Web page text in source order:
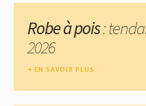
Robe à pois:
2026
EN SAVOIR PLUS